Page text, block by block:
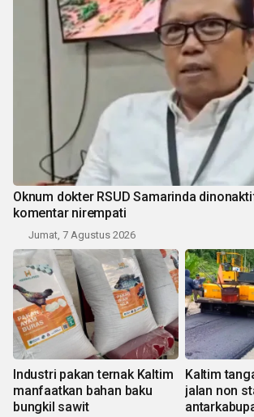
Oknum dokter RSUD Samarinda
komentar nirempati
Jumat, 7 Agustus 2026
Industri pakan ternak Kaltim
manfaatkan bahan baku
bungkil sawit
Kaltim
jalan non